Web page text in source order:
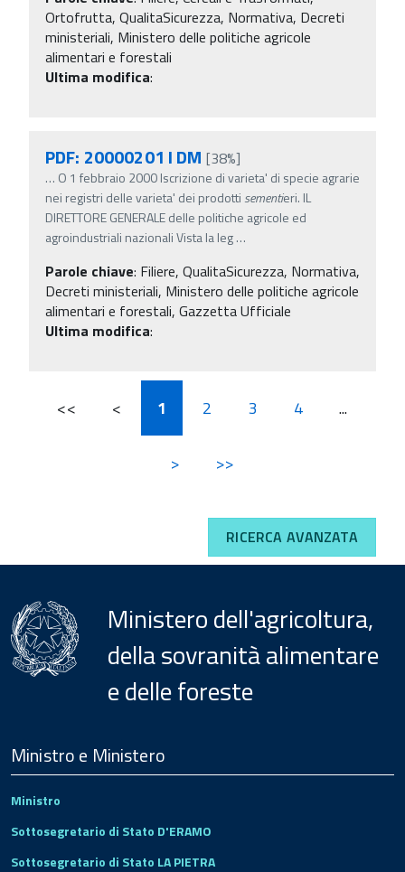
Ortofrutta, QualitaSicurezza, Normativa, Decreti
ministeriali, Ministero delle politiche agricole
alimentari e forestali
Ultima modifica:
PDF: 20000201 I DM [38%]
… O 1 febbraio 2000 Iscrizione di varieta' di specie agrarie
nei registri delle varieta' dei prodotti sementieri. IL
DIRETTORE GENERALE delle politiche agricole ed
agroindustriali nazionali Vista la leg…
Parole chiave: Filiere, QualitaSicurezza, Normativa,
Decreti ministeriali, Ministero delle politiche agricole
alimentari e forestali, Gazzetta Ufficiale
Ultima modifica:
<< < 1 2 3 4 ...
> >>
RICERCA AVANZATA
Ministero dell'agricoltura,
della sovranità alimentare
e delle foreste
Footer
Ministro e Ministero
Ministro
Sottosegretario di Stato D'ERAMO
Sottosegretario di Stato LA PIETRA